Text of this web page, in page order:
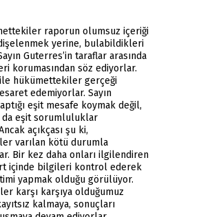
raporun olumsuz içeriği
yerine, bulabildikleri
Guterres’in taraflar arasında
korumasından söz ediyorlar.
hükümettekiler gerçeği
edemiyorlar. Sayın
eşit mesafe koymak değil,
da eşit sorumluluklar
açıkçası şu ki,
varılan kötü durumla
Bir kez daha onları ilgilendiren
içinde bilgileri kontrol ederek
yapmak olduğu görülüyor.
karşı karşıya olduğumuz
kalmaya, sonuçları